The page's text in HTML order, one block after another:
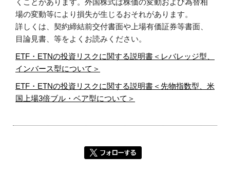
くことがあります。外国株式は株価の変動および為替相
場の変動等により損失が生じるおそれがあります。
詳しくは、契約締結前交付書面や上場有価証券等書面、
目論見書、等をよくお読みください。
ETF・ETNの投資リスクに関する説明書＜レバレッジ型、
インバース型について＞
ETF・ETNの投資リスクに関する説明書＜先物指数型、米
国上場3倍ブル・ベア型について＞